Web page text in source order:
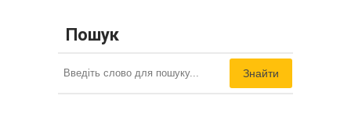
Пошук
Знайти